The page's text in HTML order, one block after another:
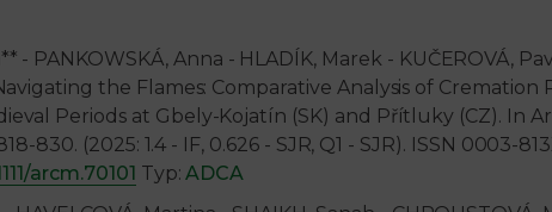
- PANKOWSKÁ, Anna - HLADÍK, Marek - KUČEROVÁ,
Navigating the Flames: Comparative Analysis of Cremation
Periods at Gbely-Kojatín (SK) and Přítluky (CZ). In
830. (2025: 1.4 - IF, 0.626 - SJR, Q1 - SJR). ISSN 0003-
arcm.70101 Typ:ADCA